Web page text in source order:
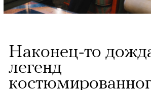
Наконец-то
легенд